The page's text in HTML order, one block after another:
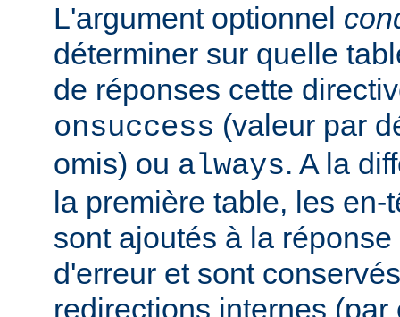
L'argument optionnel
déterminer sur quelle
de réponses cette
onsuccess (valeur par
omis) ou always. A la
la première table, les en-
sont ajoutés à la
d'erreur et sont
redirections internes (par